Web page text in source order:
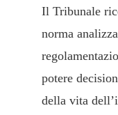
Il Tribunale
norma
potere
della vita